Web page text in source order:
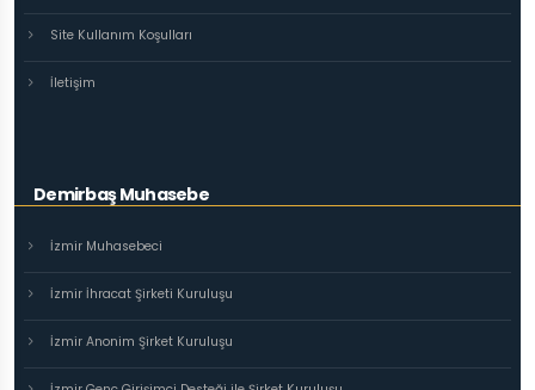
Site Kullanım Koşulları
İletişim
Demirbaş Muhasebe
İzmir Muhasebeci
İzmir İhracat Şirketi Kuruluşu
İzmir Anonim Şirket Kuruluşu